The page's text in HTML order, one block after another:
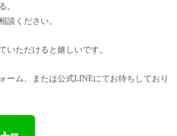
。
談ください。
いただけると嬉しいです。
ーム、または公式LINEにてお待ちしており